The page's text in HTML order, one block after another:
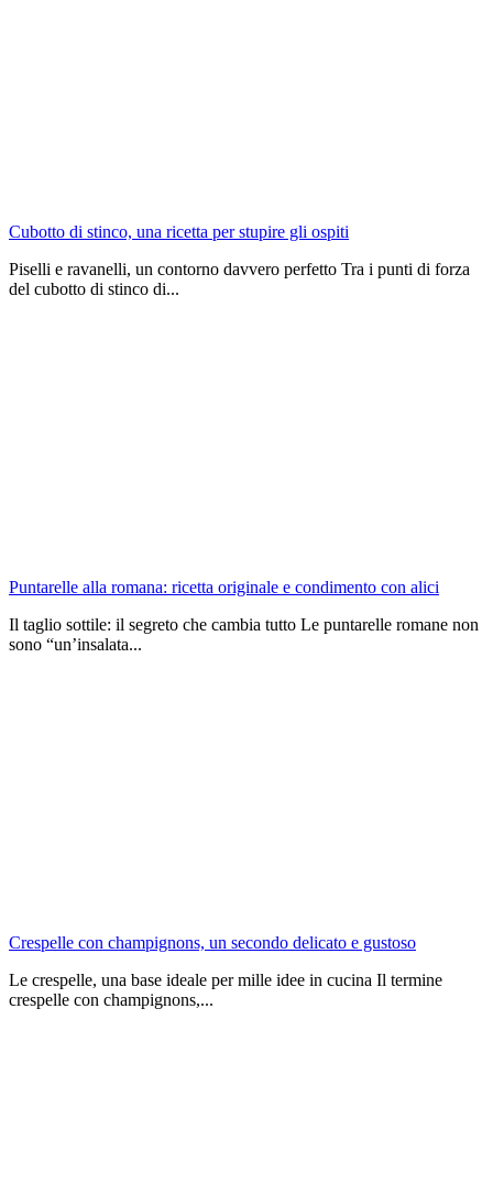
Cubotto di stinco, una ricetta per stupire gli ospiti
Piselli e ravanelli, un contorno davvero perfetto Tra i punti di forza
del cubotto di stinco di...
Puntarelle alla romana: ricetta originale e condimento con alici
Il taglio sottile: il segreto che cambia tutto Le puntarelle romane non
sono “un’insalata...
Crespelle con champignons, un secondo delicato e gustoso
Le crespelle, una base ideale per mille idee in cucina Il termine
crespelle con champignons,...